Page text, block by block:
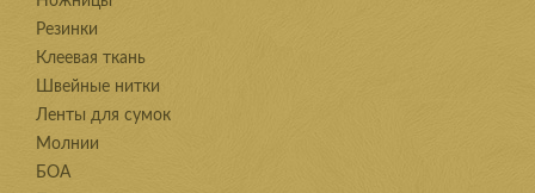
Резинки
Клеевая ткань
Швейные нитки
Ленты для сумок
Молнии
БОА